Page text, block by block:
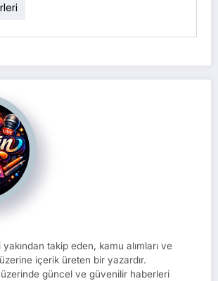
takip eden, kamu alımları ve
içerik üreten bir yazardır.
güncel ve güvenilir haberleri